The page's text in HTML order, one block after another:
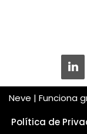
Neve | Funciona
Política de